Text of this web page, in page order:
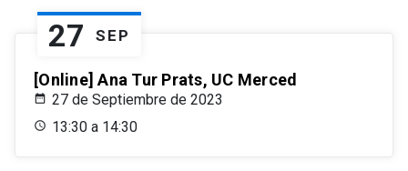
27 SEP
[Online] Ana Tur Prats, UC Merced
27 de Septiembre de 2023
13:30 a 14:30